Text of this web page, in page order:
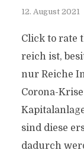
12. August 2021
Click to rate
reich ist,
nur Reiche
Corona-
sind diese
dadurch